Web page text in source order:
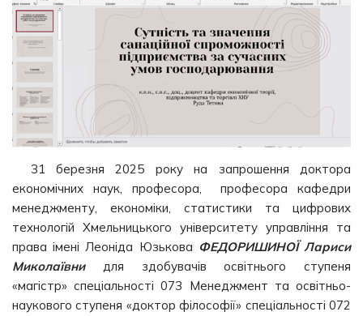
31 березня 2025 року на запрошення доктора
економічних наук, професора, професора кафедри
менеджменту, економіки, статистики та цифрових
технологій Хмельницького університету управління та
права імені Леоніда Юзькова ФЕДОРИШИНОЇ Лариси
Миколаївнидля здобувачів освітнього ступеня
«магістр» спеціальності 073 Менеджмент та освітньо-
наукового ступеня «доктор філософії» спеціальності 072